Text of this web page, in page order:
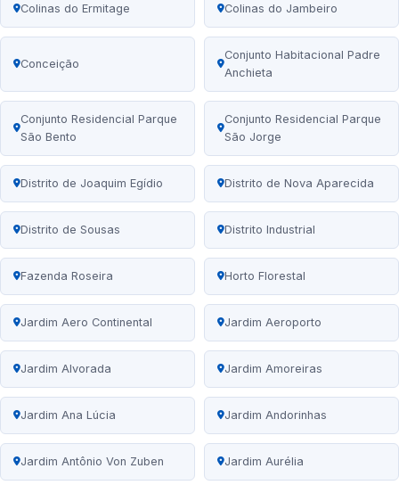
Colinas do Ermitage Colinas do Jambeiro
Conceição
Conjunto Habitacional Padre
Anchieta
Conjunto Residencial Parque
São Bento
Conjunto Residencial Parque
São Jorge
Distrito de Joaquim Egídio Distrito de Nova Aparecida
Distrito de Sousas Distrito Industrial
Fazenda Roseira Horto Florestal
Jardim Aero Continental Jardim Aeroporto
Jardim Alvorada Jardim Amoreiras
Jardim Ana Lúcia Jardim Andorinhas
Jardim Antônio Von Zuben Jardim Aurélia